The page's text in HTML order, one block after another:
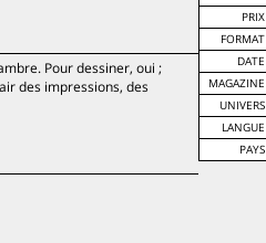
PRIX
FORMAT
DATE
MAGAZINE
UNIVERS
LANGUE
PAYS
Pour dessiner, oui ;
des impressions, des